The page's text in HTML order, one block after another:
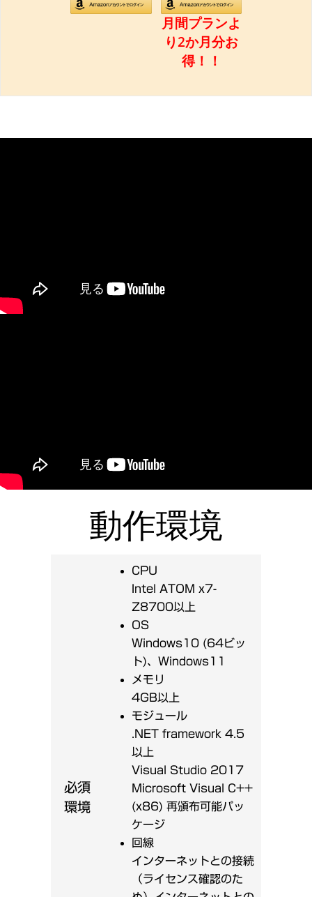
月間プランよ
り2か月分お
得！！
動作環境
必須
環境
CPU
Intel ATOM x7-
Z8700以上
OS
Windows10 (64ビッ
ト)、Windows11
メモリ
4GB以上
モジュール
.NET framework 4.5
以上
Visual Studio 2017
Microsoft Visual C++
(x86) 再頒布可能パッ
ケージ
回線
インターネットとの接続
（ライセンス確認のた